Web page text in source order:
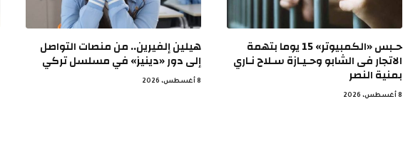
حـبس «الكمبيوتر» 15 يوما بتهمة
الاتجار فى الشابو وحـيـازة سـلاح نـاري
بمنية النصر
8 أغسطس، 2026
هيلين إلفيرين.. من منصات التواصل
إلى دور «دينيز» في مسلسل تركي
8 أغسطس، 2026